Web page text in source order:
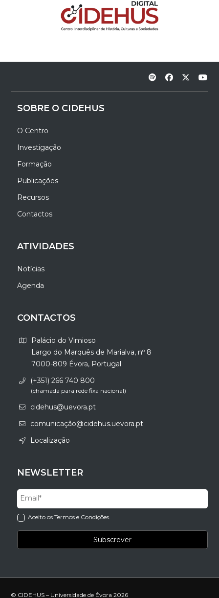
SOBRE O CIDEHUS
O Centro
Investigação
Formação
Publicações
Recursos
Contactos
ATIVIDADES
Notícias
Agenda
CONTACTOS
Palácio do Vimioso
Largo do Marquês de Marialva, nº 8
7000-809 Évora, Portugal
(+351) 266 740 800
(chamada para rede fixa nacional)
cidehus@uevora.pt
comunicação@cidehus.uevora.pt
Localização
NEWSLETTER
Aceito os Termos e Condições.
© CIDEHUS – Universidade de Évora 2026